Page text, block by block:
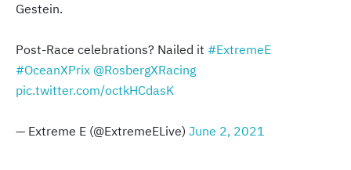
Gestein.
Post-Race celebrations? Nailed it #ExtremeE
#OceanXPrix @RosbergXRacing
pic.twitter.com/octkHCdasK
— Extreme E (@ExtremeELive) June 2, 2021